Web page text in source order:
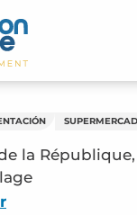
la République,